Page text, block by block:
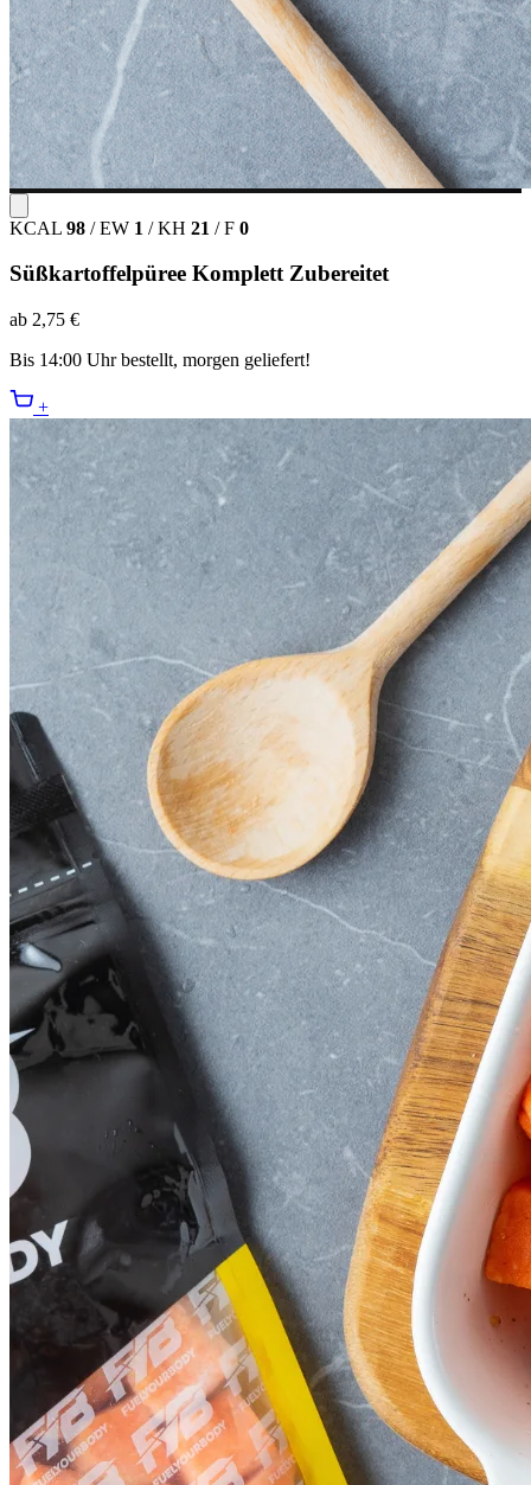
KCAL 98 / EW 1 / KH 21 / F 0
Süßkartoffelpüree Komplett Zubereitet
ab 2,75 €
Bis 14:00 Uhr bestellt, morgen geliefert!
+